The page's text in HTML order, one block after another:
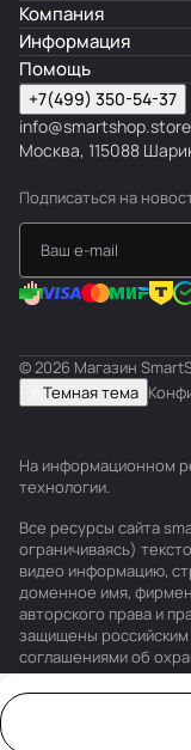
Компания
Информация
Помощь
+7(499) 350-54-37
info@smartshop.store
Москва, 115088
Подписаться на
© 2026 Магазин
Темная тема
На информационном
технологии.
Все ресурсы сайта
ограничиваясь)
видео информацию,
доменное имя,
авторского права и
защищены
соглашениями об